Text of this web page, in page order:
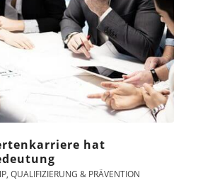
hat
, QUALIFIZIERUNG & PRÄVENTION